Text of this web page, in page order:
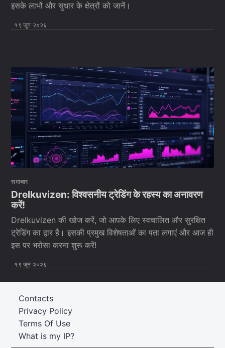
इसके लाभों और सुधार के क्षेत्रों को जानें।
१९ जून २०२६
समाचार
Drelkuvizen: विश्वसनीय ट्रेडिंग के रहस्य का अनावरण
करें!
Drelkuvizen की खोज करें, जो आपके लिए स्वचालित और सुरक्षित
ट्रेडिंग का द्वार है। इसकी प्रमुख विशेषताओं का पता लगाएं और आज ही
इस पर भरोसा करना शुरू करें!
१९ जून २०२६
What is my IP?
Terms Of Use
Privacy Policy
Contacts